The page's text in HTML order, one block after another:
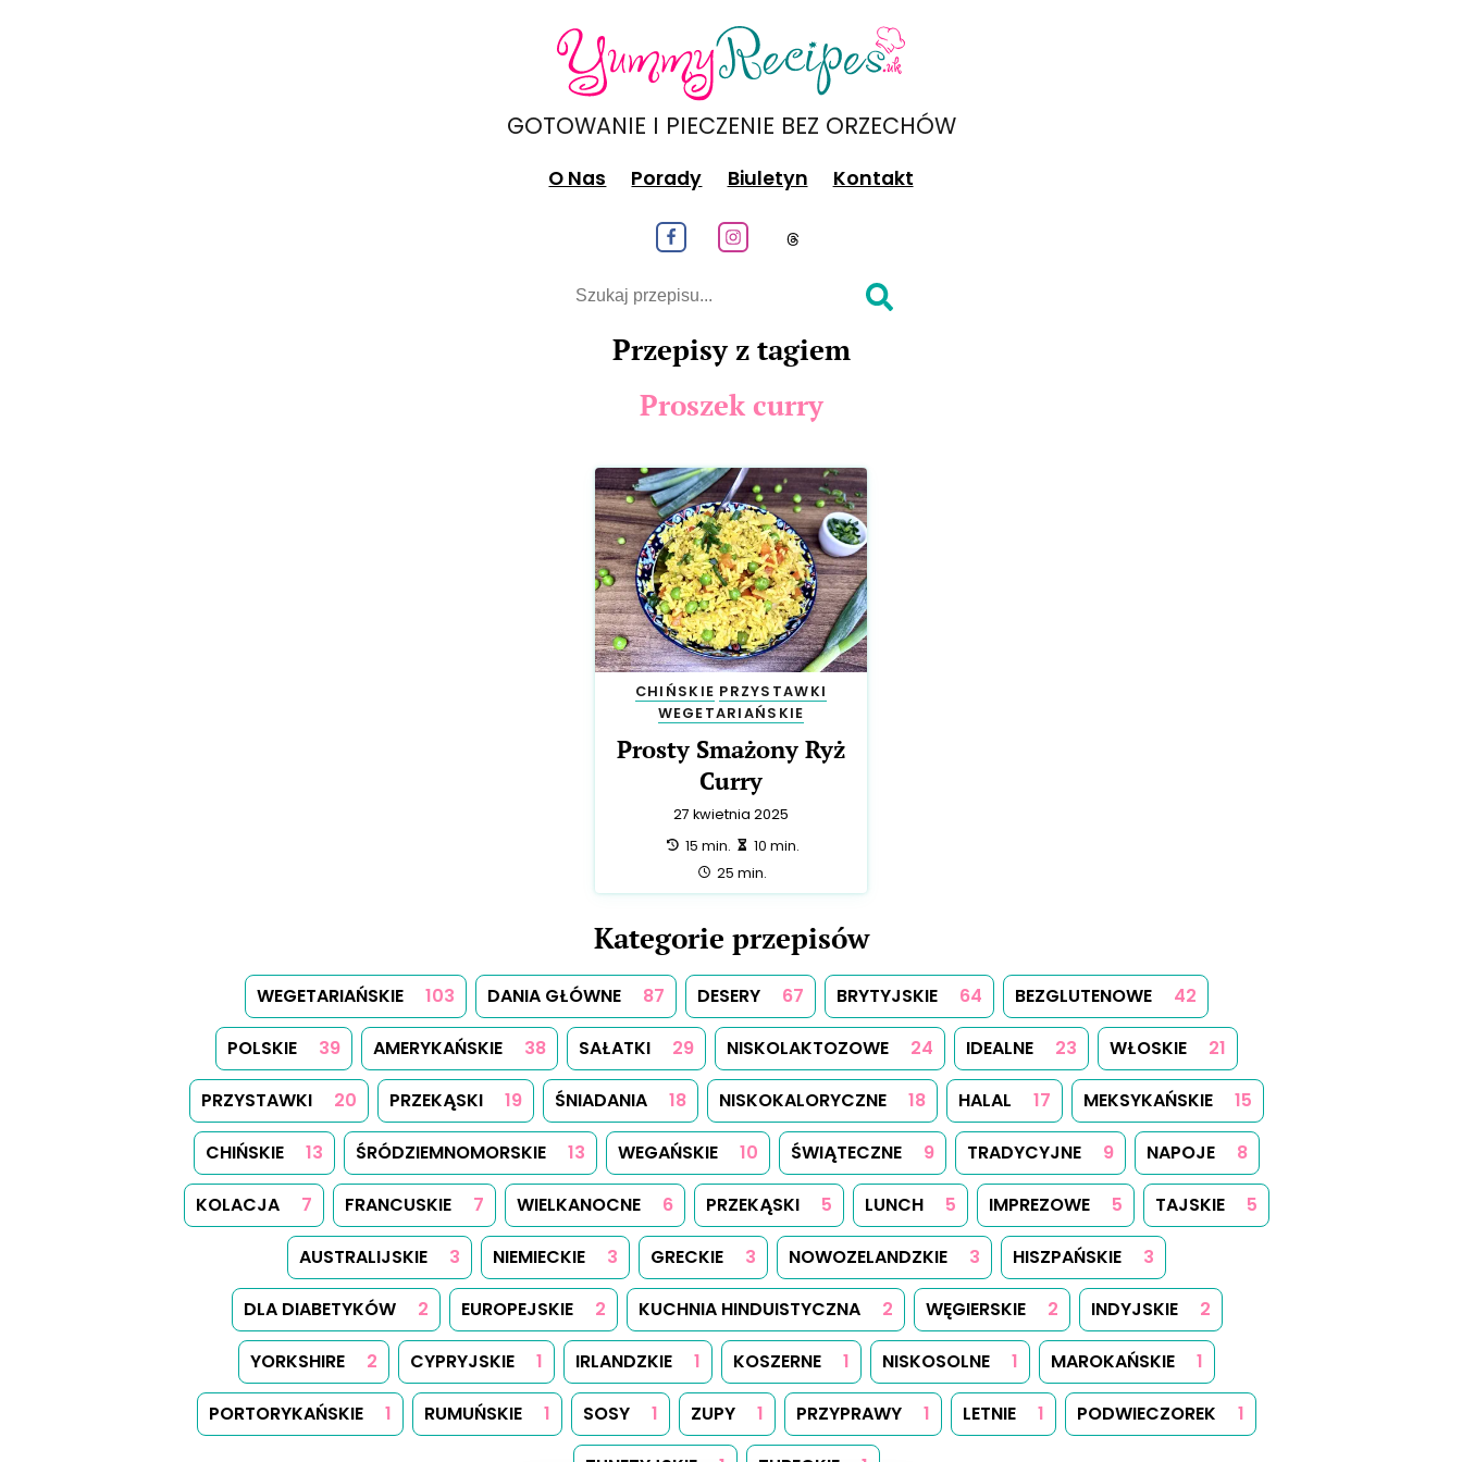
GOTOWANIE I PIECZENIE BEZ ORZECHÓW
O Nas Porady Biuletyn Kontakt
Szukaj
Przepisy z tagiem
Proszek curry
CHIŃSKIE PRZYSTAWKI
WEGETARIAŃSKIE
Prosty Smażony Ryż
Curry
27 kwietnia 2025
przygotowanie:
15 min. zrobienie:
10 min.
całość:
25 min.
Kategorie przepisów
WEGETARIAŃSKIE 103 DANIA GŁÓWNE 87 DESERY 67 BRYTYJSKIE 64 BEZGLUTENOWE 42
POLSKIE 39 AMERYKAŃSKIE 38 SAŁATKI 29 NISKOLAKTOZOWE 24 IDEALNE 23 WŁOSKIE 21
PRZYSTAWKI 20 PRZEKĄSKI 19 ŚNIADANIA 18 NISKOKALORYCZNE 18 HALAL 17 MEKSYKAŃSKIE 15
CHIŃSKIE 13 ŚRÓDZIEMNOMORSKIE 13 WEGAŃSKIE 10 ŚWIĄTECZNE 9 TRADYCYJNE 9 NAPOJE 8
KOLACJA 7 FRANCUSKIE 7 WIELKANOCNE 6 PRZEKĄSKI 5 LUNCH 5 IMPREZOWE 5 TAJSKIE 5
AUSTRALIJSKIE 3 NIEMIECKIE 3 GRECKIE 3 NOWOZELANDZKIE 3 HISZPAŃSKIE 3
DLA DIABETYKÓW 2 EUROPEJSKIE 2 KUCHNIA HINDUISTYCZNA 2 WĘGIERSKIE 2 INDYJSKIE 2
YORKSHIRE 2 CYPRYJSKIE 1 IRLANDZKIE 1 KOSZERNE 1 NISKOSOLNE 1 MAROKAŃSKIE 1
PORTORYKAŃSKIE 1 RUMUŃSKIE 1 SOSY 1 ZUPY 1 PRZYPRAWY 1 LETNIE 1 PODWIECZOREK 1